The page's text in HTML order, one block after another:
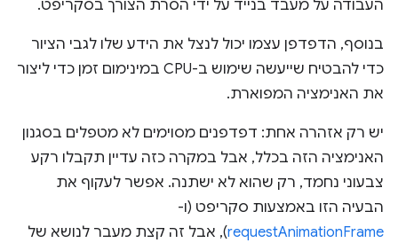
העבודה על מעבד בנייד על ידי הסרת הצורך בסקריפט.
בנוסף, הדפדפן עצמו יכול לנצל את הידע שלו לגבי הציור
כדי להבטיח שייעשה שימוש ב-CPU במינימום זמן כדי ליצור
את האנימציה המפוארת.
יש רק אזהרה אחת: דפדפנים מסוימים לא מטפלים בסגנון
האנימציה הזה בכלל, אבל במקרה כזה עדיין תקבלו רקע
צבעוני נחמד, רק שהוא לא ישתנה. אפשר לעקוף את
הבעיה הזו באמצעות סקריפט (ו-
requestAnimationFrame), אבל זה קצת מעבר לנושא של